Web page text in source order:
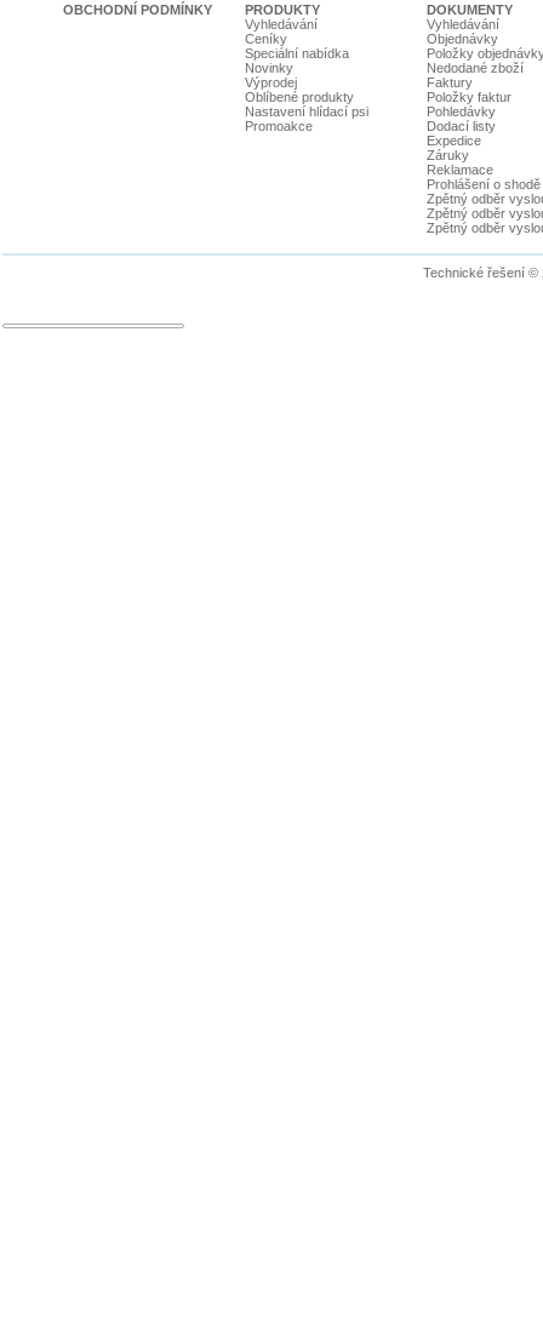
OBCHODNÍ PODMÍNKY
PRODUKTY
Vyhledávání
Ceníky
Speciální nabídka
Novinky
Výprodej
Oblíbené produkty
Nastavení hlídací psi
Promoakce
DOKUMENTY
Vyhledávání
Objednávky
Položky
Nedodané zboží
Faktury
Položky faktur
Pohledávky
Dodací listy
Expedice
Záruky
Reklamace
Prohlášení o shodě
Zpětný odběr
Zpětný odběr
Zpětný odběr
Technické řešení ©